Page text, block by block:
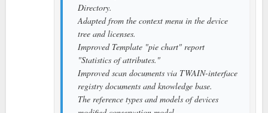
Directory.
Adapted from the context menu in the device
tree and licenses.
Improved Template "pie chart" report
"Statistics of attributes."
Improved scan documents via TWAIN-interface
registry documents and knowledge base.
The reference types and models of devices